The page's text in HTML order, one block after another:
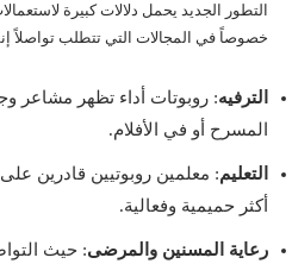
التطور الجديد يحمل دلالات كبيرة
خصوصاً في المجالات التي تتطلب تواصلاً
الترفيه: روبوتات أداء تظهر مشاعر
المسرح أو في الأفلام.
التعليم: معلمين روبوتيين قادرين
أكثر حميمية وفعالية.
رعاية المسنين والمرضى: حيث